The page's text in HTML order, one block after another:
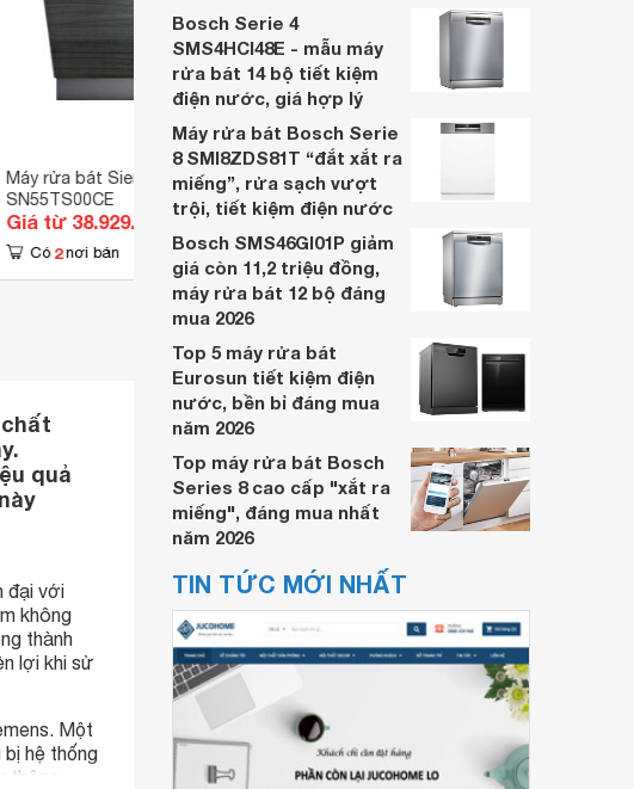
Máy rửa bát Siemens 14 bộ
SN55TS00CE
Giá từ 38.929.000 đ
Có 2 nơi bán
Tủ tiệt trùng bằng tia UV và sấy
khô Happys HPS 101 - D
Giá từ 37.500.000 đ
Có 9 nơi bán
quả
đại với
không
thành
lợi khi sử
Một
hệ thống
Bosch Serie 4
SMS4HCI48E - mẫu máy
rửa bát 14 bộ tiết kiệm
điện nước, giá hợp lý
Máy rửa bát Bosch Serie
8 SMI8ZDS81T “đắt xắt ra
miếng”, rửa sạch vượt
trội, tiết kiệm điện nước
Bosch SMS46GI01P giảm
giá còn 11,2 triệu đồng,
máy rửa bát 12 bộ đáng
mua 2026
Top 5 máy rửa bát
Eurosun tiết kiệm điện
nước, bền bỉ đáng mua
năm 2026
Top máy rửa bát Bosch
Series 8 cao cấp "xắt ra
miếng", đáng mua nhất
năm 2026
TIN TỨC MỚI NHẤT